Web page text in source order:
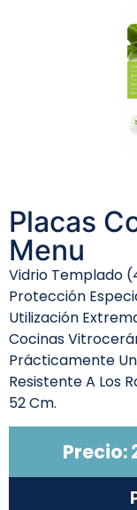
Placas
Menu
Vidrio Templado
Protección
Utilización
Cocinas
Prácticamente
Resistente A Los
52 Cm.
Precio: